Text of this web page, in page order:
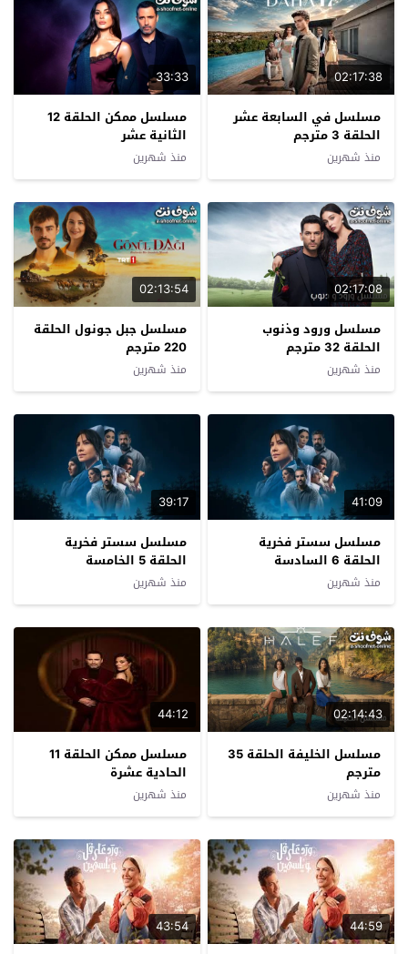
02:17:38
مسلسل في السابعة عشر
الحلقة 3 مترجم
منذ شهرين
‏33:33
مسلسل ممكن الحلقة 12
الثانية عشر
منذ شهرين
02:17:08
مسلسل ورود وذنوب
الحلقة 32 مترجم
منذ شهرين
02:13:54
مسلسل جبل جونول الحلقة
220 مترجم
منذ شهرين
41:09
مسلسل سستر فخرية
الحلقة 6 السادسة
منذ شهرين
39:17
مسلسل سستر فخرية
الحلقة 5 الخامسة
منذ شهرين
02:14:43
مسلسل الخليفة الحلقة 35
مترجم
منذ شهرين
44:12
مسلسل ممكن الحلقة 11
الحادية عشرة
منذ شهرين
44:59
43:54